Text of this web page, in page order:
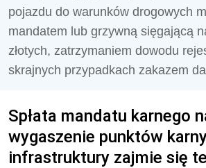
pojazdu do warunków drogowych
mandatem lub grzywną sięgającą
złotych, zatrzymaniem dowodu
skrajnych przypadkach zakazem
Spłata mandatu karnego
wygaszenie punktów
infrastruktury zajmie się